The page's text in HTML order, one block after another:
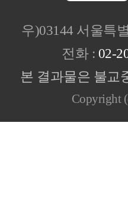
우)03144 서울특
전화 : 02-
본 결과물은 불교
Copyright